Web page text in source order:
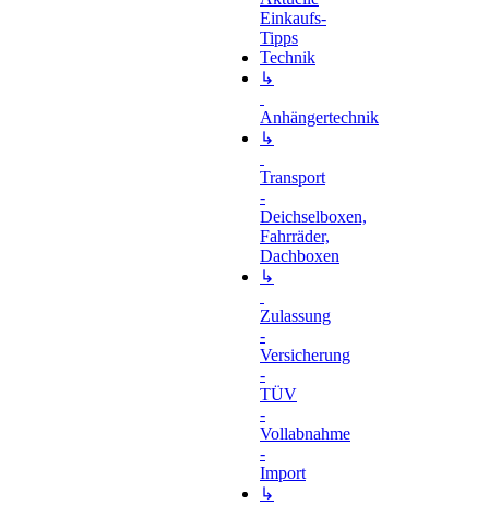
Einkaufs-
Tipps
Technik
↳
Anhängertechnik
↳
Transport
-
Deichselboxen,
Fahrräder,
Dachboxen
↳
Zulassung
-
Versicherung
-
TÜV
-
Vollabnahme
-
Import
↳